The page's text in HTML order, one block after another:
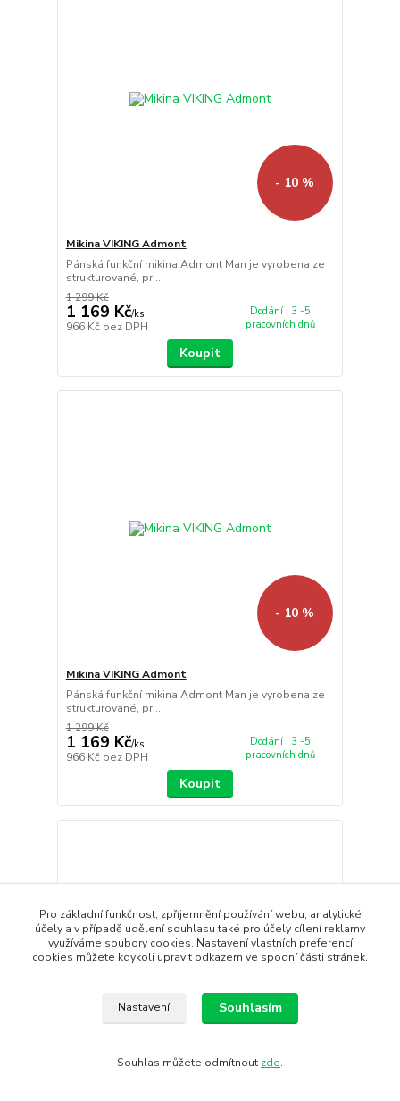
- 10 %
Mikina VIKING Admont
Pánská funkční mikina Admont Man je vyrobena ze
strukturované, pr...
1 299 Kč
1 169 Kč/ks
966 Kč bez DPH
Dodání : 3 -5
pracovních dnů
Koupit
- 10 %
Mikina VIKING Admont
Pánská funkční mikina Admont Man je vyrobena ze
strukturované, pr...
1 299 Kč
1 169 Kč/ks
966 Kč bez DPH
Dodání : 3 -5
pracovních dnů
Koupit
Pro základní funkčnost, zpříjemnění používání webu, analytické
účely a v případě udělení souhlasu také pro účely cílení reklamy
využíváme soubory cookies. Nastavení vlastních preferencí
cookies můžete kdykoli upravit odkazem ve spodní části stránek.
Nastavení Souhlasím
Souhlas můžete odmítnout zde.